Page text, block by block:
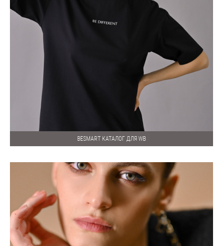
BESMART КАТАЛОГ ДЛЯ WB